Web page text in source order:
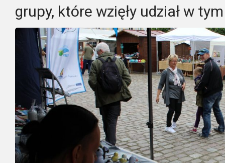
grupy, które wzięły udział w